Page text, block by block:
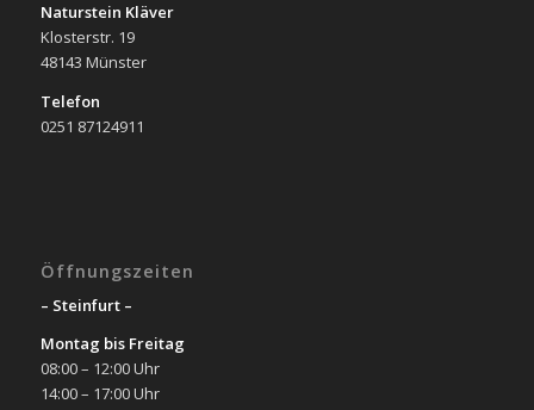
Naturstein Kläver
Klosterstr. 19
48143 Münster
Telefon
0251 87124911
Öffnungszeiten
– Steinfurt –
Montag bis Freitag
08:00 – 12:00 Uhr
14:00 – 17:00 Uhr